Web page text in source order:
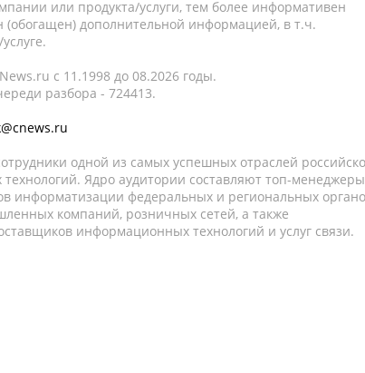
или продукта/услуги, тем более информативен
дополнительной информацией, в т.ч.
c 11.1998 до 08.2026 годы.
разбора - 724413.
одной из самых успешных отраслей
Ядро аудитории составляют топ-
информатизации федеральных и региональных
компаний, розничных сетей, а также
информационных технологий и услуг связи.